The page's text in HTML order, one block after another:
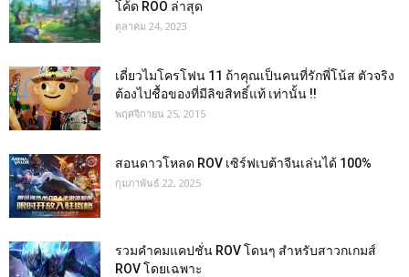
โค้ด ROO ล่าสุด
ตุลาคม 24, 2023
เดี่ยวไมโครโฟน 11 ถ้าคุณเป็นคนที่รักพี่โน้ส ตัวจริง
ต้องไปชื้อของที่มีลิขสิทธิ์แท้ เท่านั้น !!
พฤศจิกายน 25, 2015
สอนดาวโหลด ROV เซิร์ฟเบต้าจีนเล่นได้ 100%
กุมภาพันธ์ 22, 2025
รวมคำคมแคปชั่น ROV โดนๆ สำหรับสาวกเกมส์
ROV โดยเฉพาะ